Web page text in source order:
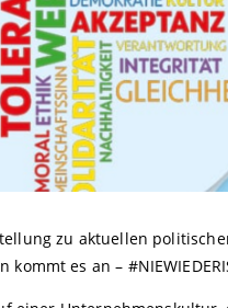
zu aktuellen
es an –